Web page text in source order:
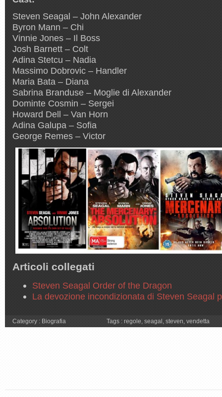
Steven Seagal – John Alexander
Byron Mann – Chi
Vinnie Jones – Il Boss
Josh Barnett – Colt
Adina Stetcu – Nadia
Massimo Dobrovic – Handler
Maria Bata – Diana
Sabrina Branduse – Moglie di Alexander
Dominte Cosmin – Sergei
Howard Dell – Van Horn
Adina Galupa – Sofia
George Remes – Victor
Articoli collegati
Steven Seagal Order of the Dragon
La devozione incondizionata di Steven Seagal
Category : Biografia Tags : regole, seagal , steven, vendetta